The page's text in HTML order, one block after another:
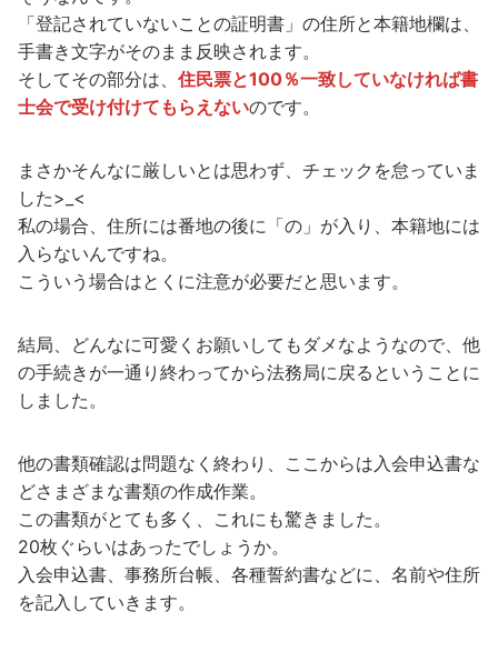
「登記されていないことの証明書」の住所と本籍地欄は、
手書き文字がそのまま反映されます。
そしてその部分は、 住民票と100％一致していなければ書
士会で受け付けてもらえないのです。
まさかそんなに厳しいとは思わず、チェックを怠っていま
した>_<
私の場合、住所には番地の後に「の」が入り、本籍地には
入らないんですね。
こういう場合はとくに注意が必要だと思います。
結局、どんなに可愛くお願いしてもダメなようなので、他
の手続きが一通り終わってから法務局に戻るということに
しました。
他の書類確認は問題なく終わり、ここからは入会申込書な
どさまざまな書類の作成作業。
この書類がとても多く、これにも驚きました。
20枚ぐらいはあったでしょうか。
入会申込書、事務所台帳、各種誓約書などに、名前や住所
を記入していきます。